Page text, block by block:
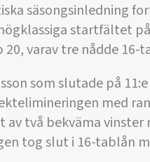
säsongsinledning
startfältet
varav tre nådde 16-
som slutade på
med
två bekväma
tog slut i 16-tablån